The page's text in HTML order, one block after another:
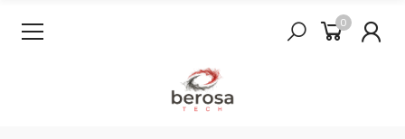
0